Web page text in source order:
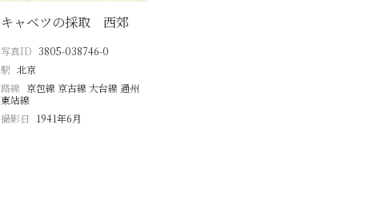
キャベツの採取 西郊
写真ID 3805-038746-0
駅 北京
路線 京包線 京古線 大台線 通州
東站線
撮影日
1941年6月